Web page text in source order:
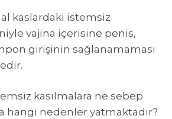
kaslardaki istemsiz
vajina içerisine penis,
girişinin sağlanamaması
kasılmalara ne sebep
hangi nedenler yatmaktadır?